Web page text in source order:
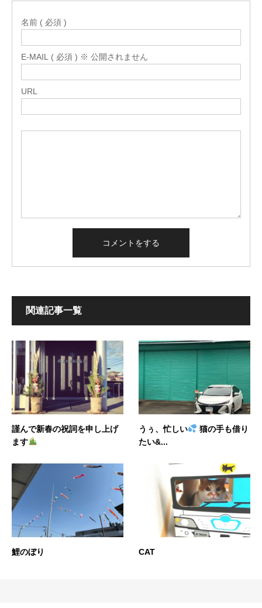
名前 ( 必須 )
E-MAIL ( 必須 ) ※ 公開されません
URL
関連記事一覧
謹んで新春の祝詞を申し上げ
ます
うぅ、忙しい
猫の手も借り
たい&...
鯉のぼり CAT